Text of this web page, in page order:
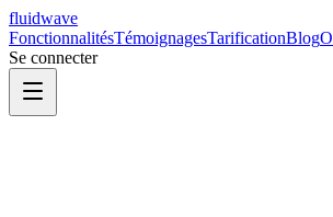
fluidwave
FonctionnalitésTémoignagesTarificationBlog
Se connecter